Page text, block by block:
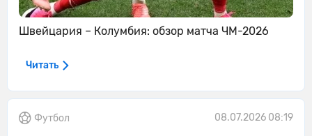
Швейцария – Колумбия: обзор матча ЧМ-2026
Читать
Футбол 08.07.2026 08:19